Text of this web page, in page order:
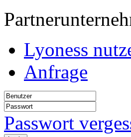
Lyoness
Anfrage
Passwort